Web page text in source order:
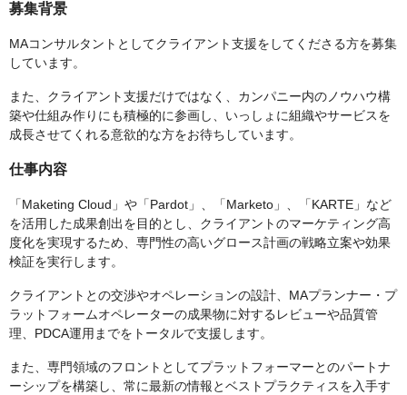
募集背景
MAコンサルタントとしてクライアント支援をしてくださる方を募集
しています。
また、クライアント支援だけではなく、カンパニー内のノウハウ構
築や仕組み作りにも積極的に参画し、いっしょに組織やサービスを
成長させてくれる意欲的な方をお待ちしています。
仕事内容
「Maketing Cloud」や「Pardot」、「Marketo」、「KARTE」など
を活用した成果創出を目的とし、クライアントのマーケティング高
度化を実現するため、専門性の高いグロース計画の戦略立案や効果
検証を実行します。
クライアントとの交渉やオペレーションの設計、MAプランナー・プ
ラットフォームオペレーターの成果物に対するレビューや品質管
理、PDCA運用までをトータルで支援します。
また、専門領域のフロントとしてプラットフォーマーとのパートナ
ーシップを構築し、常に最新の情報とベストプラクティスを入手す